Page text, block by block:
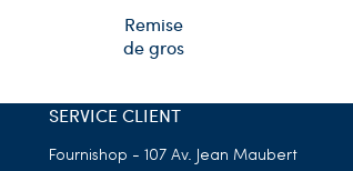
Remise
de gros
SERVICE CLIENT
Fournishop - 107 Av. Jean Maubert